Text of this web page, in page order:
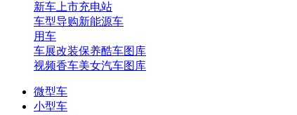
新车上市充电站
车型导购新能源车
用车
车展改装保养酷车图库
视频香车美女汽车图库
微型车
小型车